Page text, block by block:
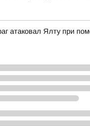
атаковал Ялту при